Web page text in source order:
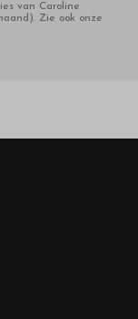
van Caroline
Zie ook onze